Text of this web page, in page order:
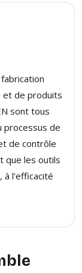
et de produits
sont tous
processus de
de contrôle
que les outils
à l'efficacité